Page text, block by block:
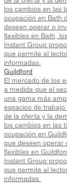
los cambios en las
ocupación en Bath
deseen operar o
flexibles en Bath,
Instant Group
que permite al
informadas.
Guildford
El mercado de los
a medida que el
una gama más
espacios de
de la oferta y la
los cambios en las
ocupación en
que deseen operar
flexibles en
Instant Group
que permite al
informadas.